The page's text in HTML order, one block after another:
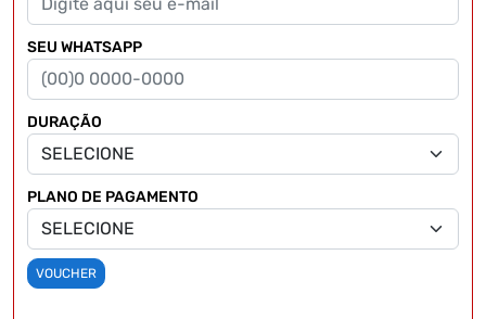
SEU WHATSAPP
DURAÇÃO
PLANO DE PAGAMENTO
VOUCHER